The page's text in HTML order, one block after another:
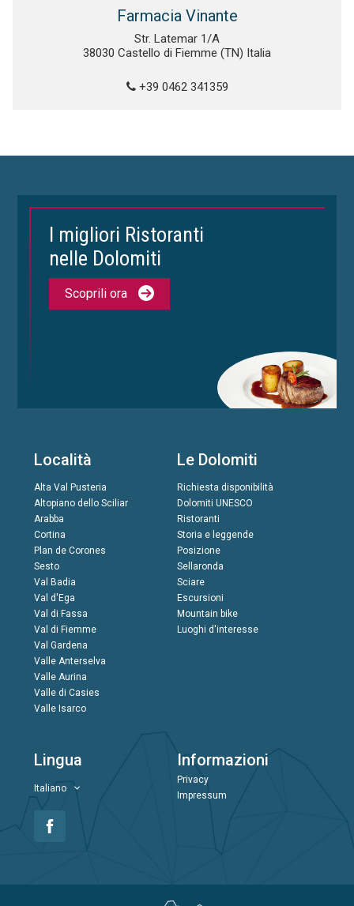
Farmacia Vinante
Str. Latemar 1/A
38030 Castello di Fiemme (TN) Italia
+39 0462 341359
I migliori Ristoranti
nelle Dolomiti
Scoprili ora
Località
Alta Val Pusteria
Altopiano dello Sciliar
Arabba
Cortina
Plan de Corones
Sesto
Val Badia
Val d'Ega
Val di Fassa
Val di Fiemme
Val Gardena
Valle Anterselva
Valle Aurina
Valle di Casies
Valle Isarco
Le Dolomiti
Richiesta disponibilità
Dolomiti UNESCO
Ristoranti
Storia e leggende
Posizione
Sellaronda
Sciare
Escursioni
Mountain bike
Luoghi d'interesse
Lingua
Italiano
Informazioni
Privacy
Impressum